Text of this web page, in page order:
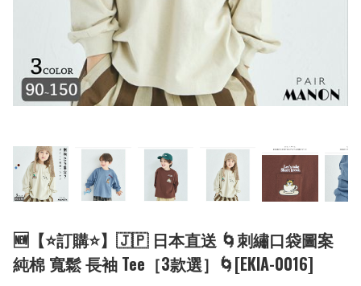
🆕【⭐訂購⭐】🇯🇵 日本直送 🌀刺繡口袋圖案
純棉 寬鬆 長袖 Tee［3款選］🌀[EKIA-0016]